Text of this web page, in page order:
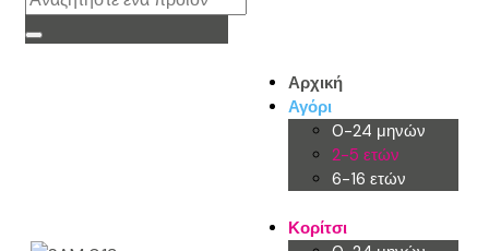
Αρχική
Αγόρι
0-24 μηνών
2-5 ετών
6-16 ετών
Κορίτσι